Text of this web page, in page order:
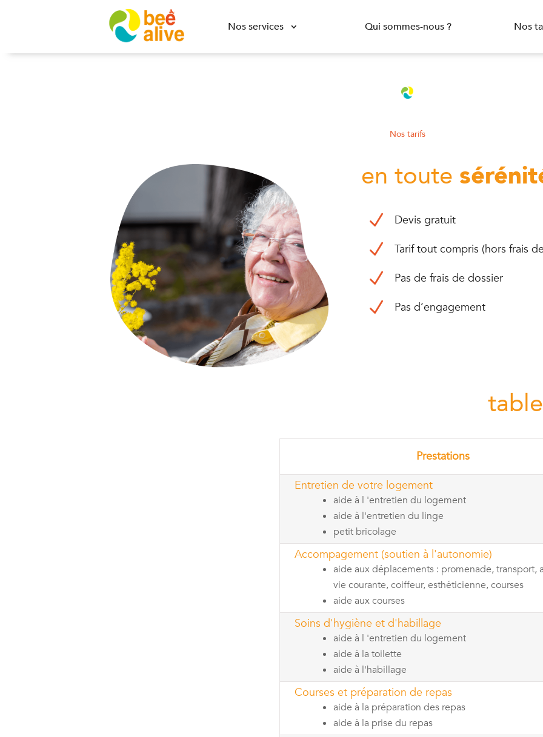
Nos services Qui sommes-nous ? Nos
Nos tarifs
en toute
N Devis gratuit
N Tarif tout compris (hors frais
N Pas de frais de dossier
N Pas d’engagement
Prestations
Entretien de votre logement
aide à l 'entretien du logement
aide à l'entretien du linge
petit bricolage
Accompagement (soutien à l'autonomie)
aide aux déplacements : promenade, transport,
vie courante, coiffeur, esthéticienne, courses
aide aux courses
Soins d'hygiène et d'habillage
aide à l 'entretien du logement
aide à la toilette
aide à l'habillage
Courses et préparation de repas
aide à la préparation des repas
aide à la prise du repas